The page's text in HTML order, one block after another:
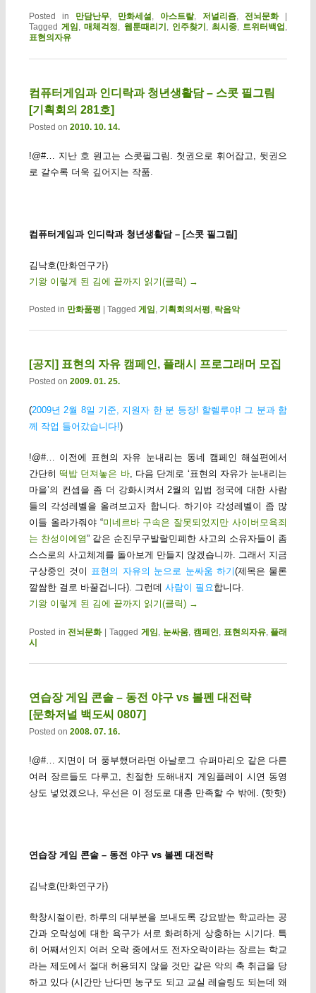
Posted in 만담난무, 만화세설, 아스트랄,저널리즘, 전뇌문화
Tagged 게임 ,매체걱정, 웹툰때리기 , 인주찾기 , 최시중,트위터백업 ,
표현의자유
컴퓨터게임과 인디락과 청년생활담 – 스콧 필그림
[기획회의 281호]
Posted on 2010. 10. 14.
!@#… 지난 호 원고는 스콧필그림. 첫권으로 휘어잡고, 뒷권으
로 갈수록 더욱 깊어지는 작품.
컴퓨터게임과 인디락과 청년생활담 – [스콧 필그림]
김낙호(만화연구가)
기왕 이렇게 된 김에 끝까지 읽기(클릭) →
Posted in 만화품평 Tagged 게임 , 기획회의서평, 락음악
[공지] 표현의 자유 캠페인, 플래시 프로그래머 모집
Posted on 2009. 01. 25.
(2009년 2월 8일 기준, 지원자 한 분 등장! 할렐루야! 그 분과 함
께 작업 들어갔습니다!)
!@#… 이전에 표현의 자유 눈내리는 동네 캠페인 해설편에서
간단히 떡밥 던져놓은 바, 다음 단계로 ‘표현의 자유가 눈내리는
마을’의 컨셉을 좀 더 강화시켜서 2월의 입법 정국에 대한 사람
들의 각성레벨을 올려보고자 합니다. 하기야 각성레벨이 좀 많
이들 올라가줘야 “미네르바 구속은 잘못되었지만 사이버모욕죄
는 찬성이에염” 같은 순진무구발랄민폐한 사고의 소유자들이 좀
스스로의 사고체계를 돌아보게 만들지 않겠습니까. 그래서 지금
구상중인 것이 표현의 자유의 눈으로 눈싸움 하기(제목은 물론
깔쌈한 걸로 바꿀겁니다). 그런데 사람이 필요합니다.
기왕 이렇게 된 김에 끝까지 읽기(클릭) →
Posted in 전뇌문화 |Tagged 게임 눈싸움, 캠페인 표현의자유, 플래
시
연습장 게임 콘솔 – 동전 야구 vs 볼펜 대전략
[문화저널 백도씨 0807]
Posted on 2008. 07. 16.
!@#… 지면이 더 풍부했더라면 아날로그 슈퍼마리오 같은 다른
여러 장르들도 다루고, 친절한 도해내지 게임플레이 시연 동영
상도 넣었겠으나, 우선은 이 정도로 대충 만족할 수 밖에. (핫핫)
연습장 게임 콘솔 – 동전 야구 vs 볼펜 대전략
김낙호(만화연구가)
학창시절이란, 하루의 대부분을 보내도록 강요받는 학교라는 공
간과 오락성에 대한 욕구가 서로 화려하게 상충하는 시기다. 특
히 어째서인지 여러 오락 중에서도 전자오락이라는 장르는 학교
라는 제도에서 절대 허용되지 않을 것만 같은 악의 축 취급을 당
하고 있다 (시간만 난다면 농구도 되고 교실 레슬링도 되는데 왜